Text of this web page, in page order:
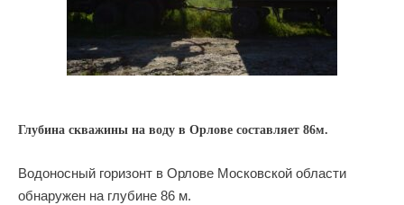
Глубина скважины на воду в Орлове составляет 86м.
Водоносный горизонт в Орлове Московской области
обнаружен на глубине 86 м.